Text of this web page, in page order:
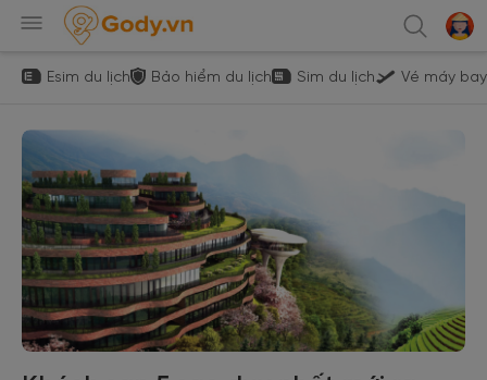
Esim du lịch Bảo hiểm du lịch Sim du lịch Vé máy bay